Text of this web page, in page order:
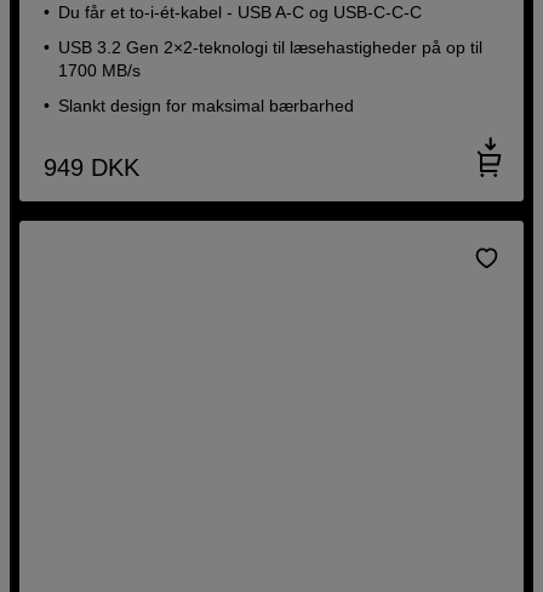
Du får et to-i-ét-kabel - USB A-C og USB-C-C-C
USB 3.2 Gen 2×2-teknologi til læsehastigheder på op til
1700 MB/s
Slankt design for maksimal bærbarhed
949 DKK